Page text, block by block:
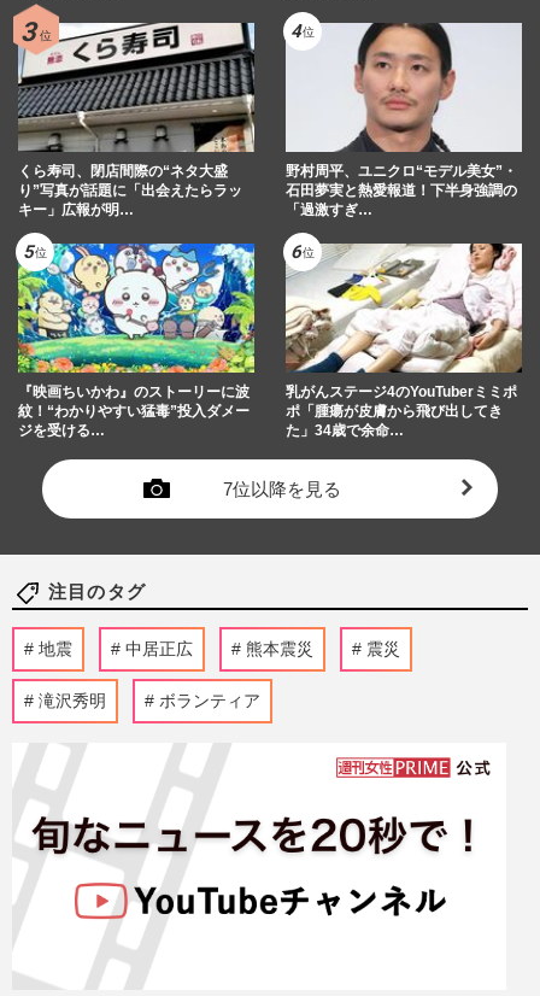
くら寿司、閉店間際の“ネタ大盛
り”写真が話題に「出会えたらラッ
キー」広報が明…
野村周平、ユニクロ“モデル美女”・
石田夢実と熱愛報道！下半身強調の
「過激すぎ…
『映画ちいかわ』のストーリーに波
紋！“わかりやすい猛毒”投入ダメー
ジを受ける…
乳がんステージ4のYouTuberミミポ
ポ「腫瘍が皮膚から飛び出してき
た」34歳で余命…
7位以降を見る
注目のタグ
地震 中居正広 熊本震災 震災
滝沢秀明 ボランティア